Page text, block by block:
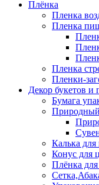
Плёнка
Пленка
Пленка
Пленка
Пленки-
Декор букетов и
Бумага
Калька для
Конус для
Плёнка для